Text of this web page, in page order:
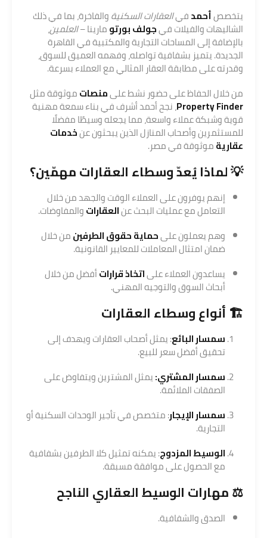
يتخصصأحمدفيالعقارات السكنيةوالفاخرة، بما في ذلك
الشاليهات والفيلات فيجولف بورتومارينا –العلمين،
بالإضافة إلى المساحات التجارية والمكتبية في القاهرة
الجديدة. يتميز بشفافية تواصله، وفهمه العميق للسوق،
وقدرته على مطابقة العقار المثالي مع العملاء بسرعة.
من خلال الحفاظ على حضور نشط علىمنصاتموثوقة مثل
Property Finder، نجح أحمد أشرف في بناء سمعة مهنية
قوية وشبكة عملاء واسعة، مما يجعله وسيطًا مفضلًا
للمستثمرين وأصحاب المنازل الذين يبحثون عنخدمات
عقاريةموثوقة في مصر.
💡 لماذا يُعدّ وسطاء العقاراتمهمّين؟
إنهم يوفرون على العملاء الوقت والجهد من خلال
التعامل مع عمليات البحث عنالعقاراتوالمفاوضات.
وهم يعملون علىحماية حقوق الطرفينمن خلال
ضمان امتثال المعاملات للمعايير القانونية.
يساعدون العملاء علىاتخاذ قراراتأفضل من خلال
أبحاث السوق والتوجيه المهني.
🏗️ أنواع وسطاء العقارات
سمسار البائع: يمثل أصحاب العقارات ويهدف إلى
تحقيق أفضل سعر للبيع.
سمسار المشتري:يمثل المشترين ويتفاوض على
الصفقات الملائمة.
سمسار الإيجار: متخصص في تأجير الوحدات السكنية أو
التجارية.
الوسيط المزدوج: يمكنه تمثيل كلا الطرفين بشفافية
مع الحصول على موافقة مسبقة.
⚖️ مهارات الوسيط العقاري الناجح
الصدق والشفافية.